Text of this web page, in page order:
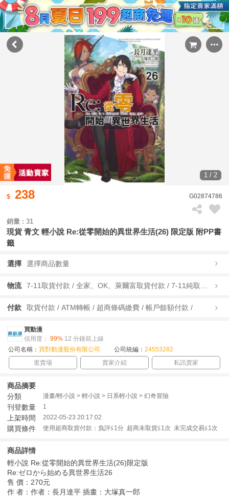
1 / 2
238 G02874786
銷量 : 31
現貨 青文 輕小說 Re:從零開始的異世界生活(26) 限定版 附PP書
籤
選擇 選擇商品數量
物流
付款 取貨付款 / ATM轉帳 / 超商條碼繳費 / 帳戶餘額付款 /
買動漫
信用度： 99% 12 分鐘前上線
公司名稱： 買對動漫股份有限公司 公司統編： 24553282
逛賣場
賣家介紹 私訊賣家
商品摘要
分類
漫畫/輕小說 > 輕小說 > 日系輕小說 > 幻奇冒險
刊登數量 1
上架時間 2022-05-23 20:17:02
購買條件 使用超商取貨付款：負評≦1分 超商未取貨≦1次 未完成交易≦1次
商品詳情
輕小說 Re:從零開始的異世界生活(26)限定版
Re:ゼロから始める異世界生活26
售 價：270元
作 者：作者：長月達平 插畫：大塚真一郎